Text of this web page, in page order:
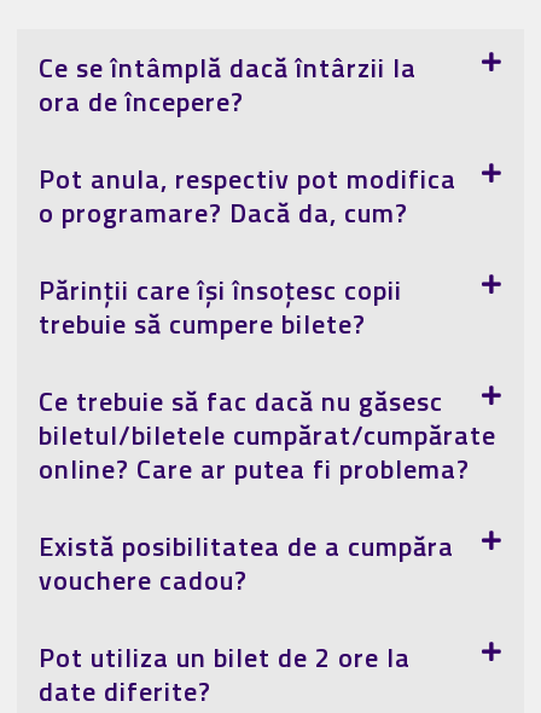
Ce se întâmplă dacă întârzii la
ora de începere?
Pot anula, respectiv pot modifica
o programare? Dacă da, cum?
Părinții care își însoțesc copii
trebuie să cumpere bilete?
Ce trebuie să fac dacă nu găsesc
biletul/biletele cumpărat/cumpărate
online? Care ar putea fi problema?
Există posibilitatea de a cumpăra
vouchere cadou?
Pot utiliza un bilet de 2 ore la
date diferite?